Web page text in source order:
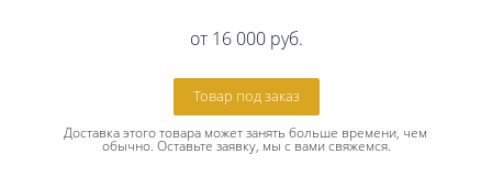
от 16 000 руб.
Товар под заказ
Доставка этого товара может занять больше времени, чем
обычно. Оставьте заявку, мы с вами свяжемся.